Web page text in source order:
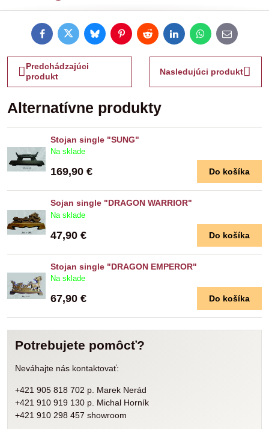
FacebookTwitterBlueskyPinterestRedditLinkedInWhatsApp
E-
mail
Predchádzajúci
produkt
Nasledujúci produkt
Alternatívne produkty
Stojan single "SUNG"
Na sklade
169,90 € Do košíka
Sojan single "DRAGON WARRIOR"
Na sklade
47,90 € Do košíka
Stojan single "DRAGON EMPEROR"
Na sklade
67,90 € Do košíka
Potrebujete pomôcť?
Neváhajte nás kontaktovať:
+421 905 818 702 p. Marek Nerád
+421 910 919 130 p. Michal Horník
+421 910 298 457 showroom